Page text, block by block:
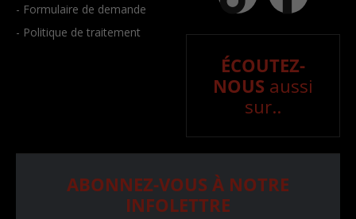
- Formulaire de demande
- Politique de traitement
ÉCOUTEZ-
NOUS aussi
sur..
ABONNEZ-VOUS À NOTRE
INFOLETTRE